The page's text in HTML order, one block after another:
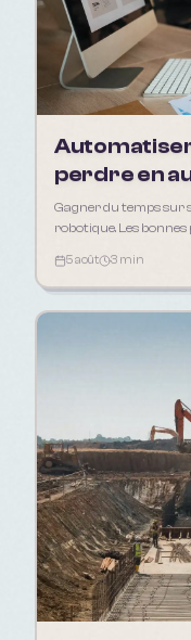
perdre en
Gagner du temps sur
robotique. Les
5 août 3 min